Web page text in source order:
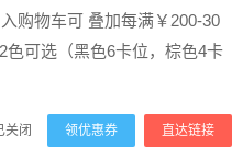
购物车可 叠加每满￥200-30
色可选（黑色6卡位，棕色4卡
直达链接
领优惠券
关闭